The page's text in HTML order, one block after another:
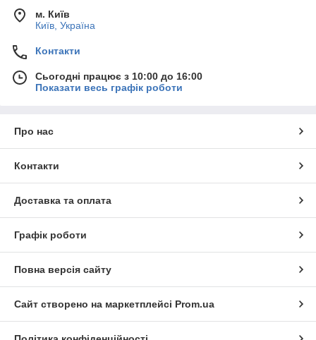
м. Київ
Київ, Україна
Контакти
Сьогодні працює з 10:00 до 16:00
Показати весь графік роботи
Про нас
Контакти
Доставка та оплата
Графік роботи
Повна версія сайту
Сайт створено на маркетплейсі Prom.ua